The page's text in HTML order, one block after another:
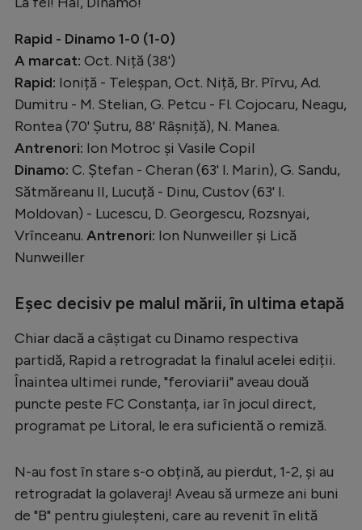
Rapid - Dinamo 1-0 (1-0)
A marcat: Oct. Niță (38')
Rapid: Ioniță - Teleșpan, Oct. Niță, Br. Pîrvu, Ad.
Dumitru - M. Stelian, G. Petcu - Fl. Cojocaru, Neagu,
Rontea (70' Șutru, 88' Râșniță), N. Manea.
Antrenori: Ion Motroc și Vasile Copil
Dinamo: C. Ștefan - Cheran (63' I. Marin), G. Sandu,
Sătmăreanu II, Lucuță - Dinu, Custov (63' I.
Moldovan) - Lucescu, D. Georgescu, Rozsnyai,
Vrînceanu. Antrenori: Ion Nunweiller și Lică
Nunweiller
Eșec decisiv pe malul mării, în ultima etapă
Chiar dacă a câștigat cu Dinamo respectiva
partidă, Rapid a retrogradat la finalul acelei ediții.
Înaintea ultimei runde, "feroviarii" aveau două
puncte peste FC Constanța, iar în jocul direct,
programat pe Litoral, le era suficientă o remiză.
N-au fost în stare s-o obțină, au pierdut, 1-2, și au
retrogradat la golaveraj! Aveau să urmeze ani buni
de "B" pentru giuleșteni, care au revenit în elită